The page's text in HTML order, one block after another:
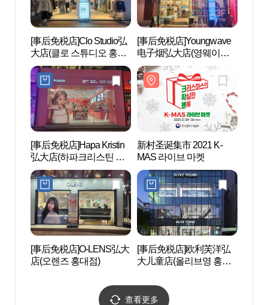
[事后免税店]Clo Studio弘
大店(클로 스튜디오 홍대
점)
[事后免税店]Youngwave
电子烟弘大店(영웨이브
전자담배 홍대점)
[事后免税店]Hapa Kristin
弘大店(하파크리스틴 홍
대점)
新村圣诞集市 2021 K-
MAS 라이브 마켓
[事后免税店]O-LENS弘大
店(오렌즈 홍대점)
[事后免税店]欧利芙洋弘
大儿童店(올리브영 홍대
查看更多